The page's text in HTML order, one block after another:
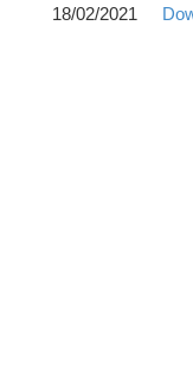
18/02/2021